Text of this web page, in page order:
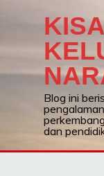
Blog ini
dan